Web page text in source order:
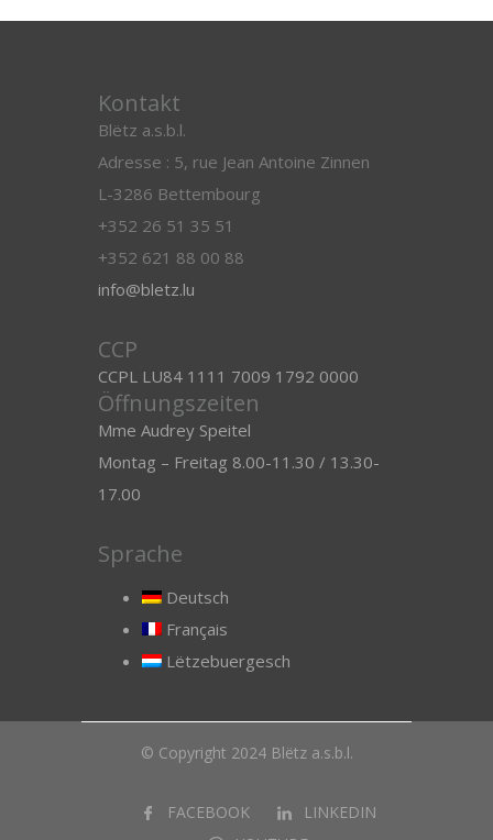
Kontakt
Blëtz a.s.b.l.
Adresse : 5, rue Jean Antoine Zinnen
L-3286 Bettembourg
+352 26 51 35 51
+352 621 88 00 88
info@bletz.lu
CCP
CCPL LU84 1111 7009 1792 0000
Öffnungszeiten
Mme Audrey Speitel
Montag – Freitag 8.00-11.30 / 13.30-
17.00
Sprache
Deutsch
Français
Lëtzebuergesch
© Copyright 2024 Blëtz a.s.b.l.
FACEBOOK
LINKEDIN